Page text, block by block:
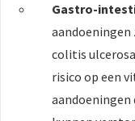
Gastro-
aandoeningen
colitis
risico op een
aandoeningen